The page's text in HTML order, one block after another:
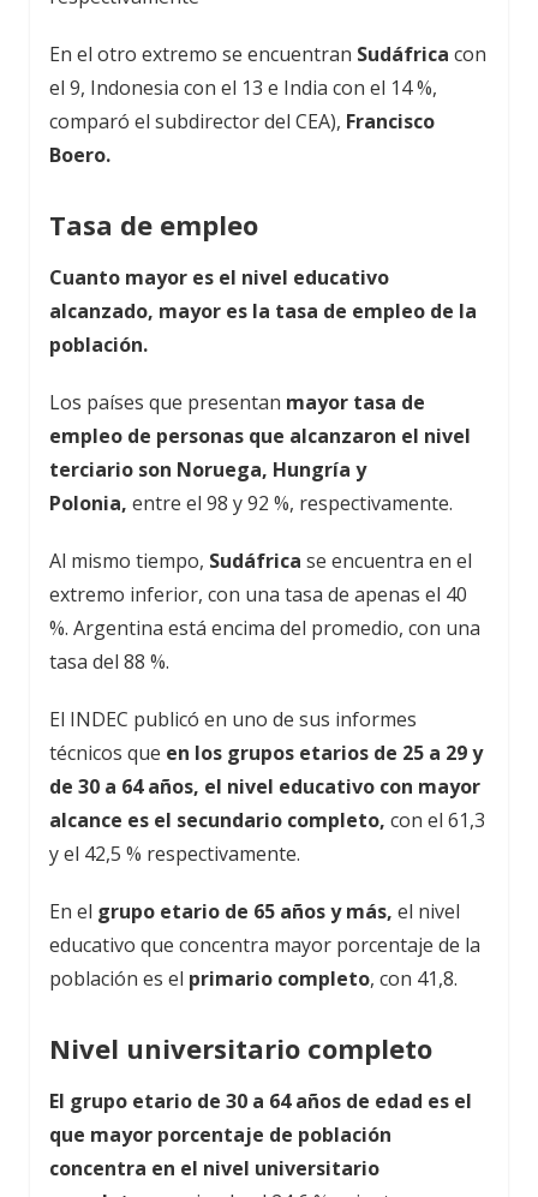
En el otro extremo se encuentran Sudáfrica con
el 9, Indonesia con el 13 e India con el 14 %,
comparó el subdirector del CEA), Francisco
Boero.
Tasa de empleo
Cuanto mayor es el nivel educativo
alcanzado, mayor es la tasa de empleo de la
población.
Los países que presentan mayor tasa de
empleo de personas que alcanzaron el nivel
terciario son Noruega, Hungría y
Polonia, entre el 98 y 92 %, respectivamente.
Al mismo tiempo, Sudáfrica se encuentra en el
extremo inferior, con una tasa de apenas el 40
%. Argentina está encima del promedio, con una
tasa del 88 %.
El INDEC publicó en uno de sus informes
técnicos que en los grupos etarios de 25 a 29 y
de 30 a 64 años, el nivel educativo con mayor
alcance es el secundario completo, con el 61,3
y el 42,5 % respectivamente.
En el grupo etario de 65 años y más, el nivel
educativo que concentra mayor porcentaje de la
población es el primario completo, con 41,8.
Nivel universitario completo
El grupo etario de 30 a 64 años de edad es el
que mayor porcentaje de población
concentra en el nivel universitario